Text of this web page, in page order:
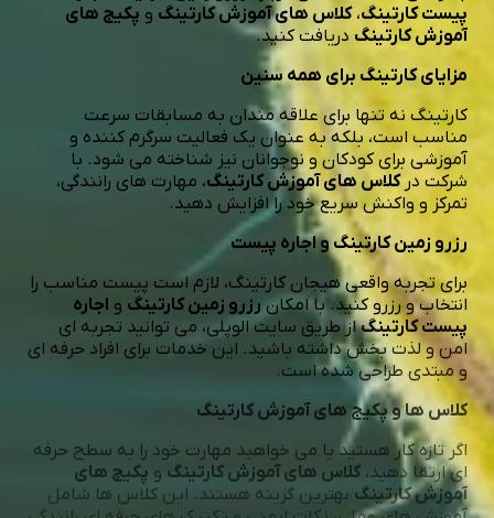
پیست کارتینگ،کلاس های آموزش کارتینگ و پکیج های
آموزش کارتینگ دریافت کنید.
مزایای کارتینگ برای همه سنین
کارتینگ نه تنها برای علاقه مندان به مسابقات سرعت
مناسب است، بلکه به عنوان یک فعالیت سرگرم کننده و
آموزشی برای کودکان و نوجوانان نیز شناخته می شود. با
شرکت درکلاس های آموزش کارتینگ، مهارت های رانندگی،
تمرکز و واکنش سریع خود را افزایش دهید.
رزرو زمین کارتینگ و اجاره پیست
برای تجربه واقعی هیجان کارتینگ، لازم است پیست مناسب را
انتخاب و رزرو کنید. با امکانرزرو زمین کارتینگ و اجاره
پیست کارتینگاز طریق سایت الوپلی، می توانید تجربه ای
امن و لذت بخش داشته باشید. این خدمات برای افراد حرفه ای
و مبتدی طراحی شده است.
کلاس ها و پکیج های آموزش کارتینگ
اگر تازه کار هستید یا می خواهید مهارت خود را به سطح حرفه
ای ارتقا دهید، کلاس های آموزش کارتینگ و پکیج های
آموزش کارتینگ بهترین گزینه هستند. این کلاس ها شامل